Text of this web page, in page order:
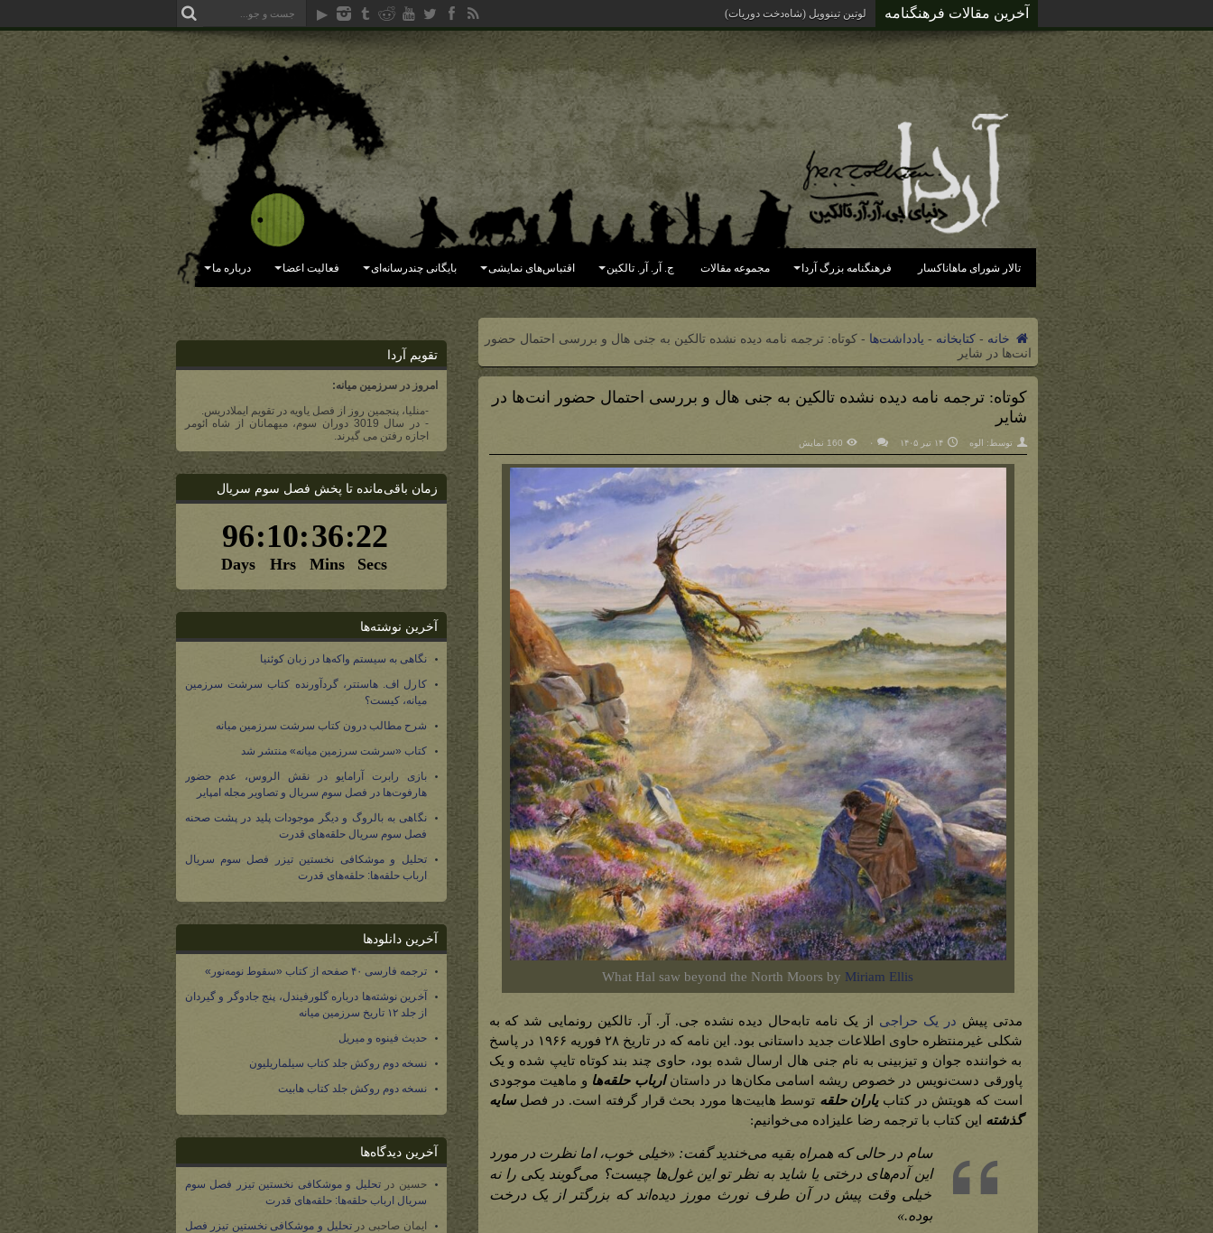
آخرین مقالات فرهنگنامه آردای گزند دیده (جهان فاسد شده به دست ملکور)
تالار شورای ماهاناکسار فرهنگنامه بزرگ آردا مجموعه مقالات ج. آر. آر. تالکین اقتباس‌های نمایشی بایگانی چندرسانه‌ای فعالیت اعضا درباره ما
خانه - کتابخانه - یادداشت‌ها - کوتاه: ترجمه نامه دیده نشده تالکین به جنی هال و بررسی احتمال حضور
انت‌ها در شایر
کوتاه: ترجمه نامه دیده نشده تالکین به جنی هال و بررسی احتمال حضور انت‌ها در
شایر
توسط: الوه ۱۴ تیر ۱۴۰۵ ۰ 160 نمایش
What Hal saw beyond the North Moors by Miriam Ellis
مدتی پیش در یک حراجی از یک نامه تابه‌حال دیده نشده جی. آر. آر. تالکین رونمایی شد که به
شکلی غیرمنتظره حاوی اطلاعات جدید داستانی بود. این نامه که در تاریخ ۲۸ فوریه ۱۹۶۶ در پاسخ
به خواننده جوان و تیزبینی به نام جنی هال ارسال شده بود، حاوی چند بند کوتاه تایپ شده و یک
پاورقی دست‌نویس در خصوص ریشه اسامی مکان‌ها در داستانارباب حلقه‌ها و ماهیت موجودی
است که هویتش در کتابیاران حلقه توسط هابیت‌ها مورد بحث قرار گرفته است. در فصلسایه
گذشته این کتاب با ترجمه رضا علیزاده می‌خوانیم:
سام در حالی که همراه بقیه می‌خندید گفت: «خیلی خوب، اما نظرت در مورد
این آدم‌های درختی یا شاید به نظر تو این غول‌ها چیست؟ می‌گویند یکی را نه
خیلی وقت پیش در آن طرف نورث مورز دیده‌اند که بزرگتر از یک درخت
بوده.»
تقویم آردا
امروز در سرزمین میانه:
-منلیا، پنجمین روز از فصل یاویه در تقویم ایملادریس.
- در سال 3019 دوران سوم، میهمانان از شاه ائومر
اجازه رفتن می گیرند.
زمان باقی‌مانده تا پخش فصل سوم سریال
آخرین نوشته‌ها
نگاهی به سیستم واکه‌ها در زبان کوئنیا
کارل اف. هاستتر، گردآورنده کتاب سرشت سرزمین
میانه، کیست؟
شرح مطالب درون کتاب سرشت سرزمین میانه
کتاب «سرشت سرزمین میانه» منتشر شد
بازی رابرت آرامایو در نقش الروس، عدم حضور
هارفوت‌ها در فصل سوم سریال و تصاویر مجله امپایر
نگاهی به بالروگ و دیگر موجودات پلید در پشت صحنه
فصل سوم سریال حلقه‌های قدرت
تحلیل و موشکافی نخستین تیزر فصل سوم سریال
ارباب حلقه‌ها: حلقه‌های قدرت
آخرین دانلودها
ترجمه فارسی ۴۰ صفحه از کتاب «سقوط نومه‌نور»
آخرین نوشته‌ها درباره گلورفیندل، پنج جادوگر و گیردان
از جلد ۱۲ تاریخ سرزمین میانه
حدیث فینوه و میریل
نسخه دوم روکش جلد کتاب سیلماریلیون
نسخه دوم روکش جلد کتاب هابیت
آخرین دیدگاه‌ها
حسین درتحلیل و موشکافی نخستین تیزر فصل سوم
سریال ارباب حلقه‌ها: حلقه‌های قدرت
ایمان صاحبی درتحلیل و موشکافی نخستین تیزر فصل